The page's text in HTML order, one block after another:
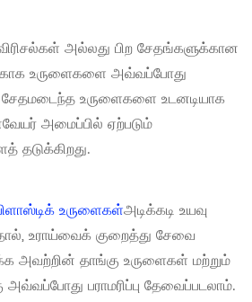
அல்லது பிற சேதங்களுக்கான
உருளைகளை அவ்வப்போது
சேதமடைந்த உருளைகளை உடனடியாக
அமைப்பில் ஏற்படும்
தடுக்கிறது.
உருளைகள்அடிக்கடி உயவு
உராய்வைக் குறைத்து சேவை
அவற்றின் தாங்கு உருளைகள் மற்றும்
பராமரிப்பு தேவைப்படலாம்.